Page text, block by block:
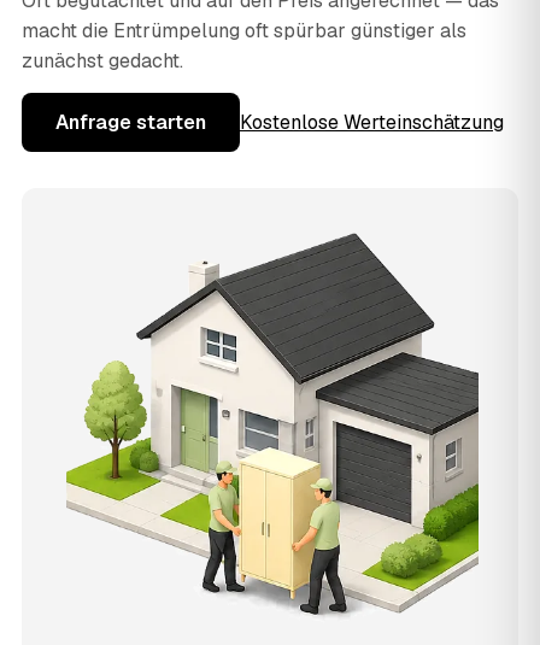
macht die Entrümpelung oft spürbar günstiger als
zunächst gedacht.
Anfrage starten Kostenlose Werteinschätzung